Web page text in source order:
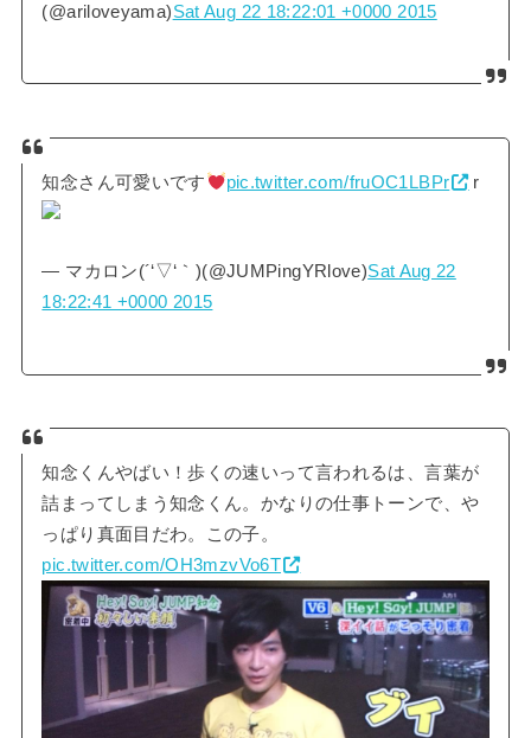
(@ariloveyama)Sat Aug 22 18:22:01 +0000 2015
知念さん可愛いです pic.twitter.com/fruOC1LBPr r
— マカロン(´‘▽‘｀)(@JUMPingYRlove)Sat Aug 22
18:22:41 +0000 2015
知念くんやばい！歩くの速いって言われるは、言葉が
詰まってしまう知念くん。かなりの仕事トーンで、や
っぱり真面目だわ。この子。
pic.twitter.com/OH3mzvVo6T